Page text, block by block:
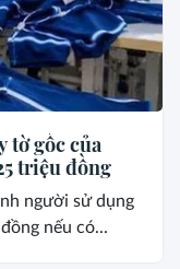
tờ gốc của
triệu đồng
người sử dụng
nếu có...